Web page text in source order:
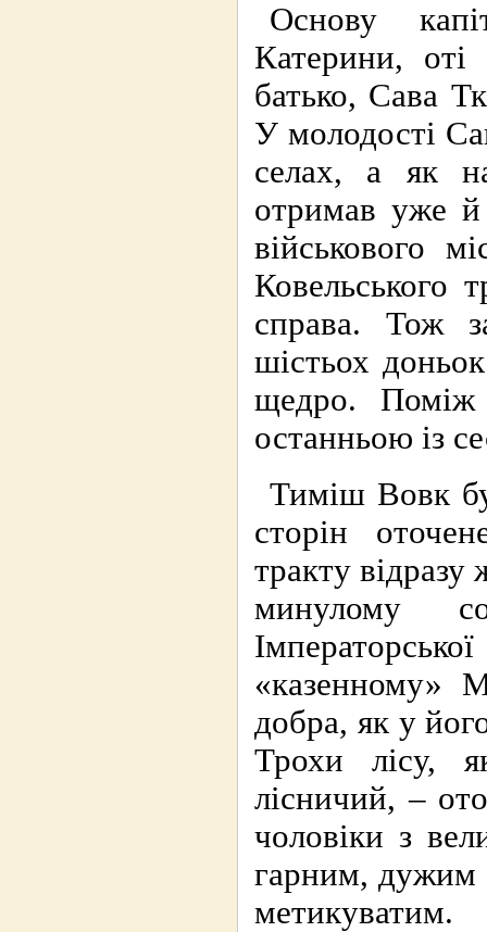
Основу
Катерини,
батько, Сава
У молодості
селах, а як
отримав уже й
військового
Ковельського
справа. Тож
шістьох
щедро.
останньою із
Тиміш Вовк
сторін
тракту
минулому
«казенному»
добра, як у
Трохи лісу,
лісничий, –
чоловіки з
гарним, дужим
метикуватим.